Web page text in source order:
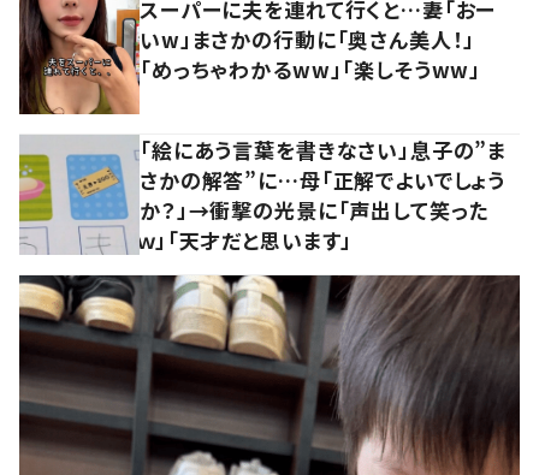
スーパーに夫を連れて行くと…妻「おー
いw」まさかの行動に「奥さん美人！」
「めっちゃわかるww」「楽しそうww」
「絵にあう言葉を書きなさい」息子の”ま
さかの解答”に…母「正解でよいでしょう
か？」→衝撃の光景に「声出して笑った
ｗ」「天才だと思います」